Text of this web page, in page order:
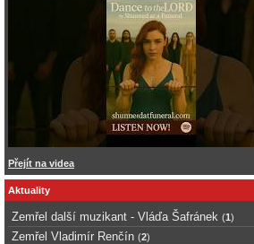
Přejít na videa
Aktuality
Zemřel další muzikant - Vláďa Šafránek (1)
Zemřel Vladimír Renčín (2)